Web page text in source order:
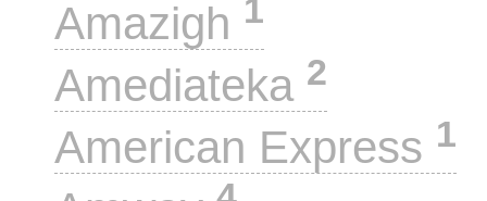
Amazigh 1
Amediateka 2
American Express 1